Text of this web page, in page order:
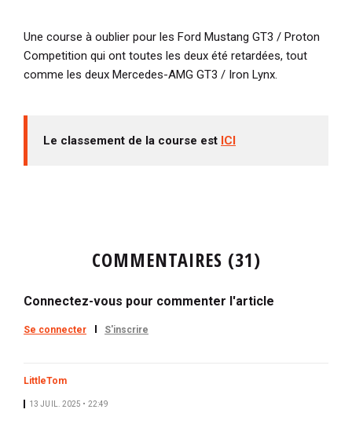
Une course à oublier pour les Ford Mustang GT3 / Proton
Competition qui ont toutes les deux été retardées, tout
comme les deux Mercedes-AMG GT3 / Iron Lynx.
Le classement de la course est ICI
COMMENTAIRES (31)
Connectez-vous pour commenter l'article
Se connecter S'inscrire
LittleTom
13 JUIL. 2025 • 22:49